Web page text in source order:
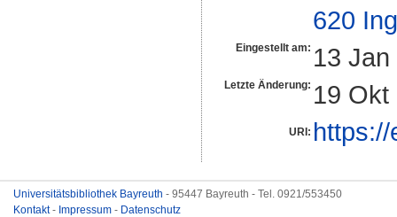
620
Eingestellt am: 13
Letzte Änderung: 19 Okt
URI:
Universitätsbibliothek Bayreuth - 95447 Bayreuth - Tel. 0921/553450
Kontakt- Impressum - Datenschutz